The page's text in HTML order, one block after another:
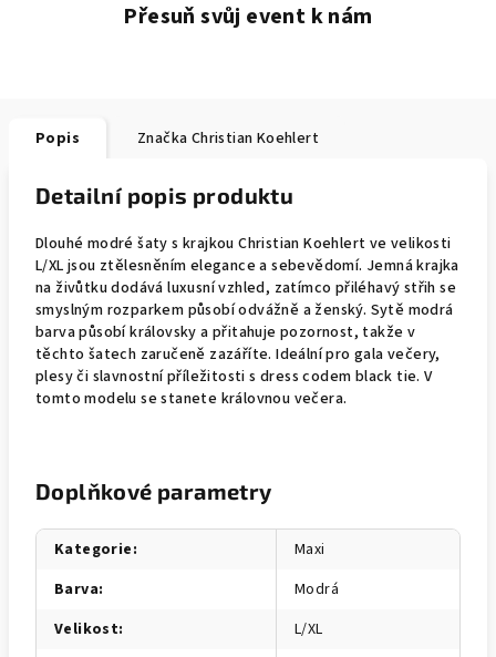
Přesuň svůj event k nám
Popis Značka Christian Koehlert
Detailní popis produktu
Dlouhé modré šaty s krajkou Christian Koehlert ve velikosti
L/XL jsou ztělesněním elegance a sebevědomí. Jemná krajka
na živůtku dodává luxusní vzhled, zatímco přiléhavý střih se
smyslným rozparkem působí odvážně a ženský. Sytě modrá
barva působí královsky a přitahuje pozornost, takže v
těchto šatech zaručeně zazáříte. Ideální pro gala večery,
plesy či slavnostní příležitosti s dress codem black tie. V
tomto modelu se stanete královnou večera.
Doplňkové parametry
Kategorie:
Maxi
Barva:
Modrá
Velikost:
L/XL